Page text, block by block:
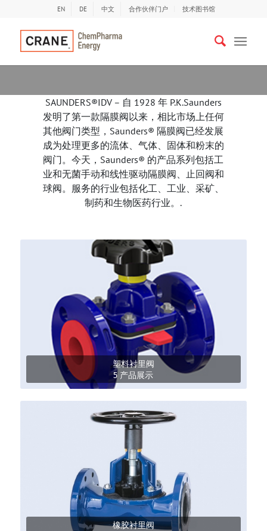
EN DE 中文 合作伙伴门户 技术图书馆
SAUNDERS®IDV – 自 1928 年 P.K.Saunders
发明了第一款隔膜阀以来，相比市场上任何
其他阀门类型，Saunders® 隔膜阀已经发展
成为处理更多的流体、气体、固体和粉末的
阀门。今天，Saunders® 的产品系列包括工
业和无菌手动和线性驱动隔膜阀、止回阀和
球阀。服务的行业包括化工、工业、采矿、
制药和生物医药行业。.
塑料衬里阀
5 产品展示
橡胶衬里阀